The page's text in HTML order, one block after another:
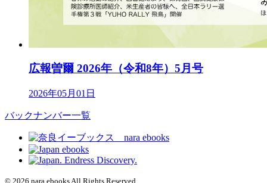
広報曽爾 2026年（令和8年）5月号
2026年05月01日
バックナンバー一覧
© 2026 nara ebooks All Rights Reserved.